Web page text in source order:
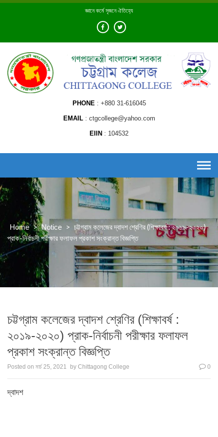
Skip
জ্ঞানে কর্মে সৃজনে ঐতিহ্যে
PHONE +880 31-616045
EMAIL ctgcollege@yahoo.com
EIIN 104532
Home > Notice > চট্টগ্রাম কলেজের দ্বাদশ শ্রেণির (শিক্ষাবর্ষ : ২০১৯-২০২০)
প্রাক-নির্বাচনী পরীক্ষার ফলাফল প্রকাশ সংক্রান্ত বিজ্ঞপ্তি
চট্টগ্রাম কলেজের দ্বাদশ শ্রেণির (শিক্ষাবর্ষ :
২০১৯-২০২০) প্রাক-নির্বাচনী পরীক্ষার ফলাফল
প্রকাশ সংক্রান্ত বিজ্ঞপ্তি
Posted on মার্চ 25, 2021 by Chittagong College 0
দ্বাদশ